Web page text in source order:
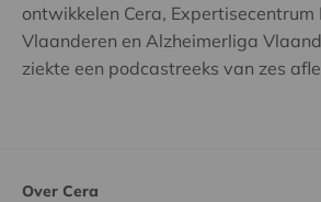
ontwikkelen Cera, Expertisecentrum
Vlaanderen en Alzheimerliga
ziekte een podcastreeks van zes
Over Cera